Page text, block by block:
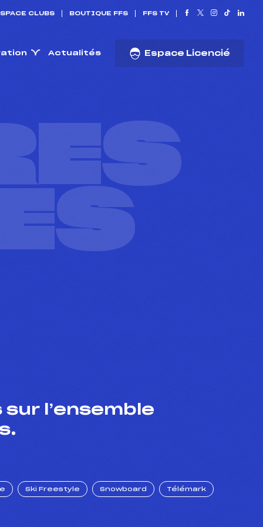
CLUBS BOUTIQUE FFS FFS TV
Actualités Espace Licencié
l’ensemble
Ski Freestyle Snowboard Télémark